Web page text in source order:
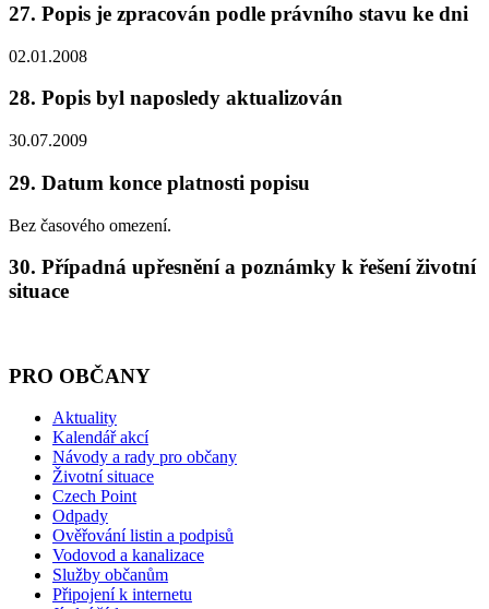
27. Popis je zpracován podle právního stavu ke dni
02.01.2008
28. Popis byl naposledy aktualizován
30.07.2009
29. Datum konce platnosti popisu
Bez časového omezení.
30. Případná upřesnění a poznámky k řešení životní
situace
PRO OBČANY
Aktuality
Kalendář akcí
Návody a rady pro občany
Životní situace
Czech Point
Odpady
Ověřování listin a podpisů
Vodovod a kanalizace
Služby občanům
Připojení k internetu